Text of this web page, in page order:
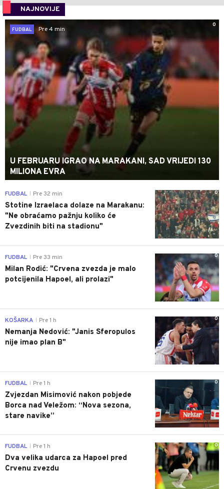
NAJNOVIJE
0
FUDBAL
Pre 4 min
U FEBRUARU IGRAO NA MARAKANI, SAD VRIJEDI 130
MILIONA EVRA
0
FUDBAL Pre 32 min
Stotine Izraelaca dolaze na Marakanu:
"Ne obraćamo pažnju koliko će
Zvezdinih biti na stadionu"
0
FUDBAL Pre 33 min
Milan Rodić: "Crvena zvezda je malo
potcijenila Hapoel, ali prolazi"
0
KOŠARKA Pre 1 h
Nemanja Nedović: "Janis Sferopulos
nije imao plan B"
0
FUDBAL Pre 1 h
Zvjezdan Misimović nakon pobjede
Borca nad Veležom: “Nova sezona,
stare navike”
0
FUDBAL Pre 1 h
Dva velika udarca za Hapoel pred
Crvenu zvezdu